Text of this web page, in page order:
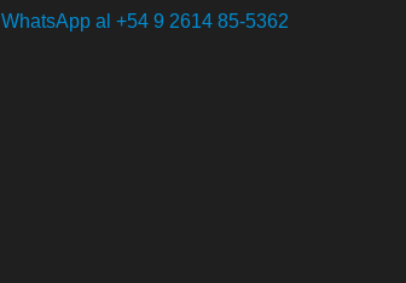
WhatsApp al +54 9 2614 85-5362